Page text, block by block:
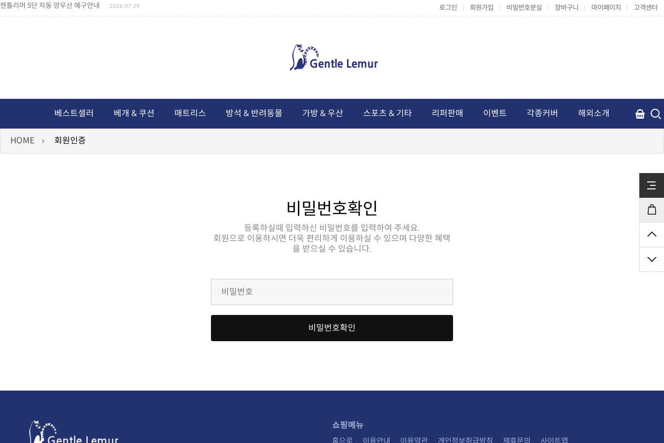
젠틀리머 5단 자동 양우산 예구안내 2026.07.29
젠틀리머 메모리제품 가격인상 안내 2026.07.27
독서쿠션 2차 예구안내 2026.08.04
로그인 회원가입 비밀번호분실 장바구니 마이페이지 고객센터
베스트셀러 베개 & 쿠션 매트리스 방석 & 반려동물 가방 & 우산 스포츠 & 기타 리퍼판매 이벤트 각종커버 해외소개
HOME 회원인증
비밀번호확인
등록하실때 입력하신 비밀번호를 입력하여 주세요.
을 받으실 수 있습니다.
비밀번호확인
쇼핑메뉴
홈으로 이용안내 이용약관 개인정보취급방침 제휴문의 사이트맵